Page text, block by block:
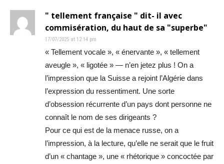
" tellement française " dit- il avec
commisération, du haut de sa "superbe"
17/07/2025 at 12:14 pm
« Tellement vocale », « énervante », « tellement
aveugle », « ligotée » — n’en jetez plus ! On a
l’impression que la Suisse a rejoint l’Algérie dans
l’expression du ressentiment. Une sorte
d’obsession récurrente d’un pays dont personne ne
connaît le nom de ses dirigeants ?
Pour ce qui est de la menace russe, on a
l’impression, à la lecture, qu’elle ne serait que le fruit
d’un « chantage », une « rhétorique » concoctée par